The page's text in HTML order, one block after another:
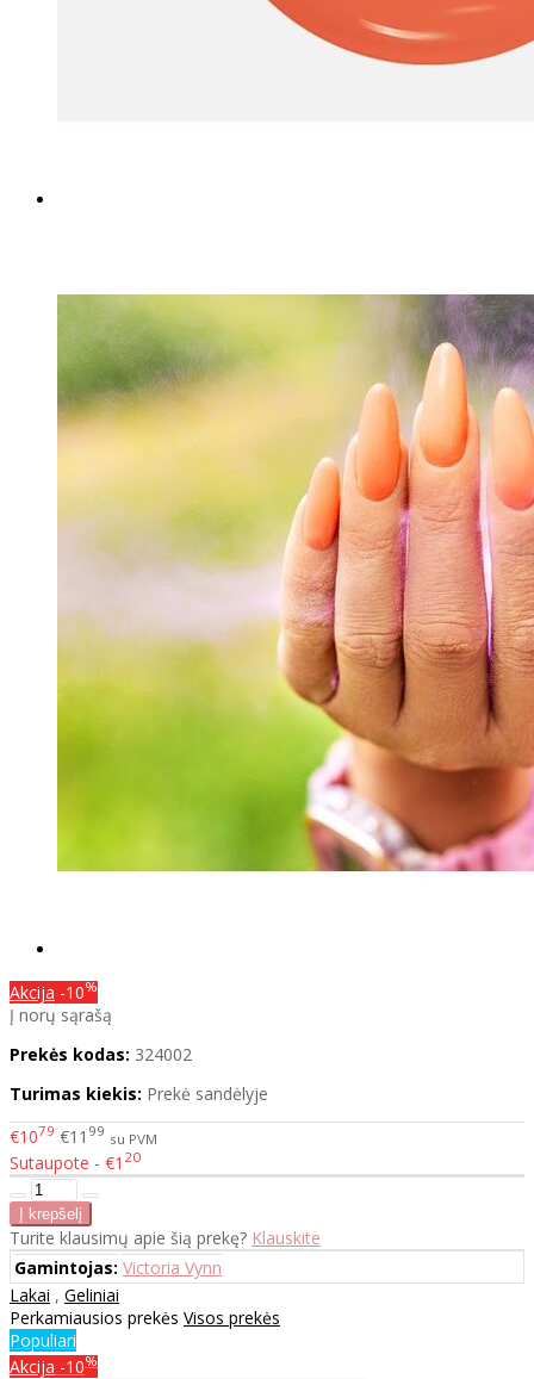
Akcija -10%
Į norų sąrašą
Prekės kodas: 324002
Turimas kiekis: Prekė sandėlyje
€1079 €11 99 su PVM
Sutaupote - €1 20
Turite klausimų apie šią prekę? Klauskite
Gamintojas: Victoria Vynn
Lakai , Geliniai
Perkamiausios prekės Visos prekės
Populiari
Akcija -10%